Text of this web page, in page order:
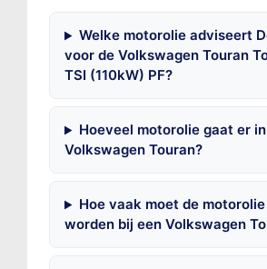
Welke motorolie adviseert
voor de Volkswagen Touran
TSI (110kW) PF?
Hoeveel motorolie gaat er
Volkswagen Touran?
Hoe vaak moet de
worden bij een Volkswagen